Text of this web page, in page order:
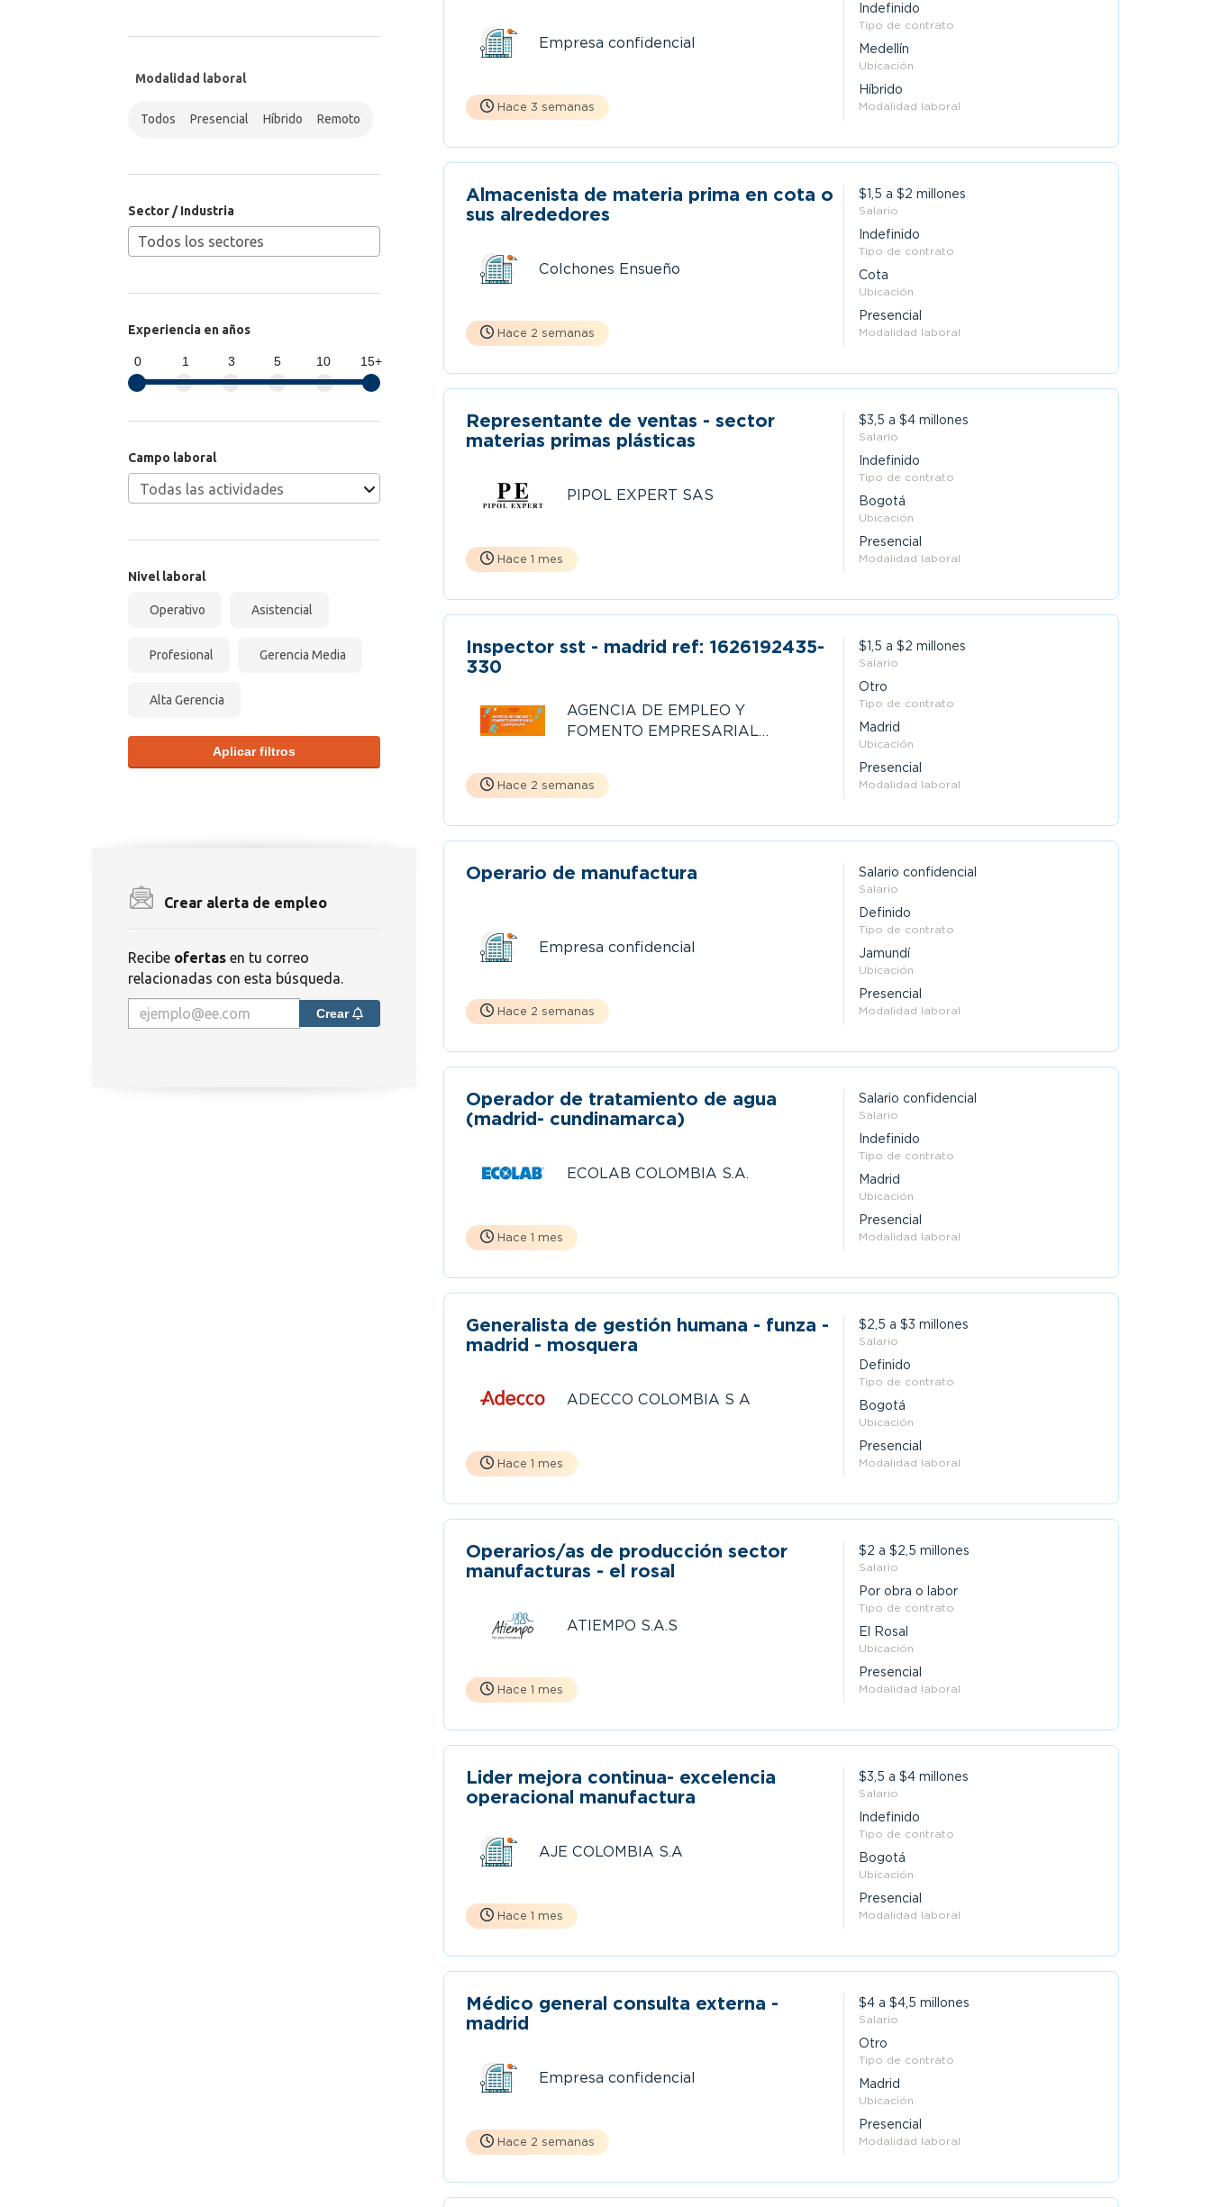
Empresa confidencial
Hace 3 semanas
Indefinido
Tipo de contrato
Medellín
Ubicación
Híbrido
Modalidad laboral
Almacenista de materia prima en cota o
sus alrededores
Colchones Ensueño
Hace 2 semanas
$1,5 a $2 millones
Salario
Indefinido
Tipo de contrato
Cota
Ubicación
Presencial
Modalidad laboral
Representante de ventas - sector
materias primas plásticas
PIPOL EXPERT SAS
Hace 1 mes
$3,5 a $4 millones
Salario
Indefinido
Tipo de contrato
Bogotá
Ubicación
Presencial
Modalidad laboral
Inspector sst - madrid ref: 1626192435-
330
AGENCIA DE EMPLEO Y
FOMENTO EMPRESARIAL
Hace 2 semanas
$1,5 a $2 millones
Salario
Otro
Tipo de contrato
Madrid
Ubicación
Presencial
Modalidad laboral
Operario de manufactura
Empresa confidencial
Hace 2 semanas
Salario confidencial
Salario
Definido
Tipo de contrato
Jamundí
Ubicación
Presencial
Modalidad laboral
Operador de tratamiento de agua
(madrid- cundinamarca)
ECOLAB COLOMBIA S.A.
Hace 1 mes
Salario confidencial
Salario
Indefinido
Tipo de contrato
Madrid
Ubicación
Presencial
Modalidad laboral
Generalista de gestión humana - funza -
madrid - mosquera
ADECCO COLOMBIA S A
Hace 1 mes
$2,5 a $3 millones
Salario
Definido
Tipo de contrato
Bogotá
Ubicación
Presencial
Modalidad laboral
Operarios/as de producción sector
manufacturas - el rosal
ATIEMPO S.A.S
Hace 1 mes
$2 a $2,5 millones
Salario
Por obra o labor
Tipo de contrato
El Rosal
Ubicación
Presencial
Modalidad laboral
Lider mejora continua- excelencia
operacional manufactura
AJE COLOMBIA S.A
Hace 1 mes
$3,5 a $4 millones
Salario
Indefinido
Tipo de contrato
Bogotá
Ubicación
Presencial
Modalidad laboral
Médico general consulta externa -
madrid
Empresa confidencial
Hace 2 semanas
$4 a $4,5 millones
Salario
Otro
Tipo de contrato
Madrid
Ubicación
Presencial
Modalidad laboral
Modalidad laboral
Todos Presencial Híbrido Remoto
Sector / Industria
Experiencia en años
0 1 3 5 10 15+
Campo laboral
Nivel laboral
Operativo Asistencial
Profesional Gerencia Media
Alta Gerencia
Aplicar filtros
Crear alerta de empleo
Recibe ofertas en tu correo
relacionadas con esta búsqueda.
Crear